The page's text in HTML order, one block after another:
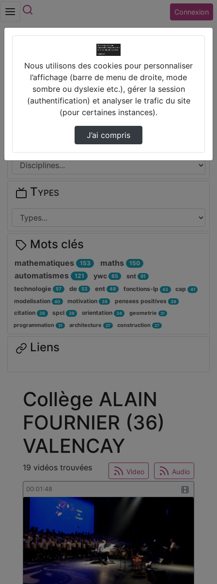
Connexion
Collège ALAIN FOURNIER (36) VALENCAY
Collège ALAIN
FOURNIER (36)
VALENCAY
Video Audio
19 vidéos trouvées
00:01:48
Thèmes de Collège ALAIN
FOURNIER (36) VALENCAY
Disciplines
Types
Mots clés
mathematiques 153 maths 150
automatismes 121 ywc 65 snt 61
technologie 57 de 53 ent 48 fonctions-lp 43 cap 41
modelisation 40 motivation 39 pensees positives 39
citation 38 spcl 36 orientation 34 geometrie 31
programmation 31 architecture 27 construction 27
Liens
Nous utilisons des cookies pour personnaliser
l’affichage (barre de menu de droite, mode
sombre ou dyslexie etc.), gérer la session
(authentification) et analyser le trafic du site
(pour certaines instances).
J’ai compris